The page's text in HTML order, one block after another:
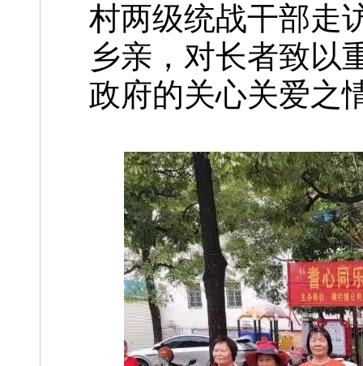
村两级统战干部走
乡亲，对长者致以
政府的关心关爱之